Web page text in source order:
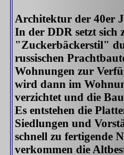
Architektur der 40er
In der DDR setzt sich
"Zuckerbäckerstil"
russischen
Wohnungen zur
wird dann im
verzichtet und die
Es entstehen die
Siedlungen und
schnell zu fertigende
verkommen die